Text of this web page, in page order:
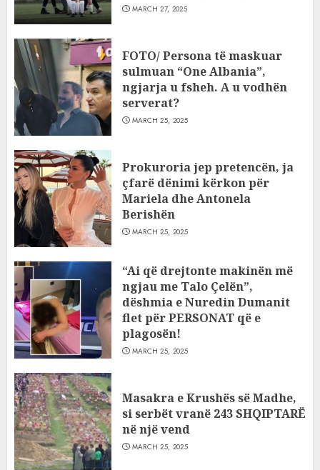
MARCH 27, 2025
FOTO/ Persona të maskuar
sulmuan “One Albania”,
ngjarja u fsheh. A u vodhën
serverat?
MARCH 25, 2025
Prokuroria jep pretencën, ja
çfarë dënimi kërkon për
Mariela dhe Antonela
Berishën
MARCH 25, 2025
“Ai që drejtonte makinën më
ngjau me Talo Çelën”,
dëshmia e Nuredin Dumanit
flet për PERSONAT që e
plagosën!
MARCH 25, 2025
Masakra e Krushës së Madhe,
si serbët vranë 243 SHQIPTARË
në një vend
MARCH 25, 2025